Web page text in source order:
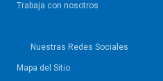
Trabaja con nosotros
Nuestras Redes Sociales
Mapa del Sitio